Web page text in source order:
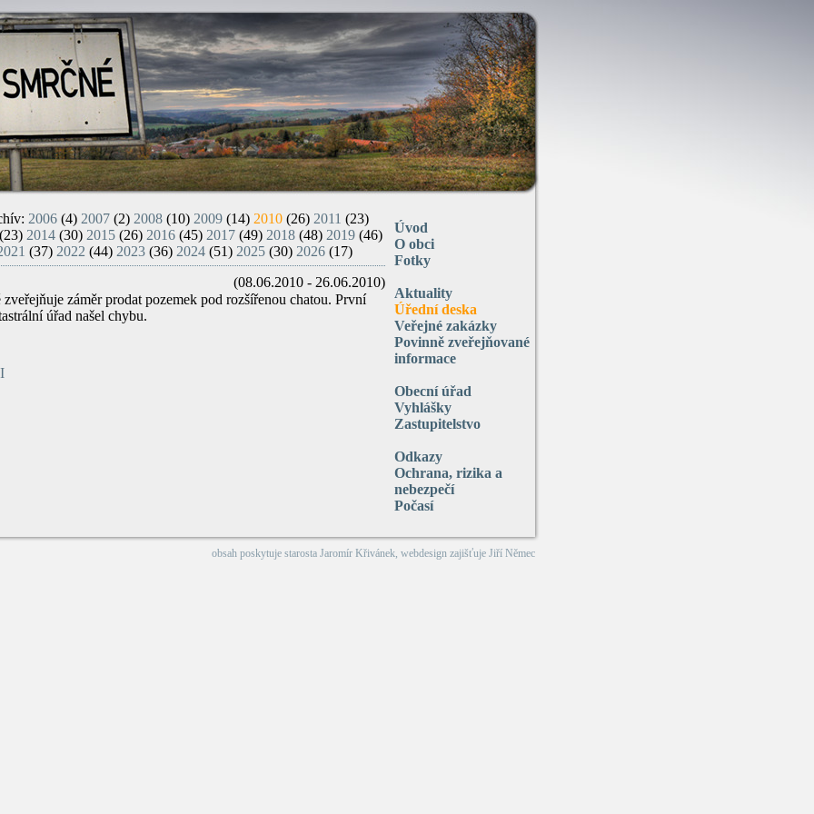
2006 (4) 2007 (2) 2008 (10) 2009 (14) 2010 (26) 2011 (23)
(23) 2014 (30) 2015 (26) 2016 (45) 2017 (49) 2018 (48) 2019 (46)
(37) 2022 (44) 2023 (36) 2024 (51) 2025 (30) 2026 (17)
(08.06.2010 - 26.06.2010)
záměr prodat pozemek pod rozšířenou chatou. První
úřad našel chybu.
Úvod
O obci
Fotky
Aktuality
Úřední deska
Veřejné zakázky
Povinně zveřejňované
informace
Obecní úřad
Vyhlášky
Zastupitelstvo
Odkazy
Ochrana, rizika a
nebezpečí
Počasí
obsah poskytuje starosta Jaromír Křivánek, webdesign zajišťuje Jiří Němec